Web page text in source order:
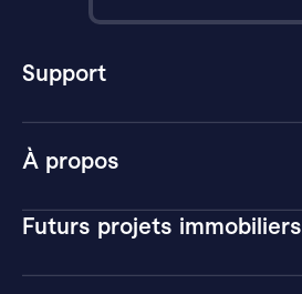
À propos
Futurs projets immobiliers
Support